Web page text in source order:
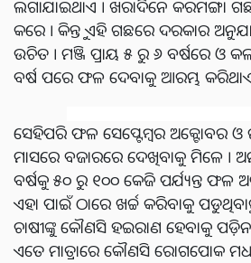
ଲଗାଯାଇଥାଏ । ଖରାଦିନେ
କରେ । କିନ୍ତୁ ଏହି ଗଛରେ ଦରକାର
ଉଚିତ । ମଞ୍ଜି ପ୍ରାୟ ୫ ରୁ ୬ ବର୍ଷରେ ଓ
ବର୍ଷ ପରେ ଫଳ ଦେବାକୁ ଆରମ୍ଭ କରିଥାଏ
ସେହିପରି ଫଳ ସେପ୍ଟେମ୍ବର ଅକ୍ଟୋବର ଓ
ମାସରେ ବଜାରରେ ଦେଖିବାକୁ ମିଳେ ।
ବର୍ଷକୁ ୫୦ ରୁ ୧୦୦ କେଜି ପର୍ଯ୍ୟନ୍ତ ଫଳ
ଏହା ପାଇଁ ଠାରେ ଖର୍ଚ୍ଚ କରିବାକୁ
ଚାଷୀଙ୍କୁ କୌଣସି ହଇରାଣ ହେବାକୁ
ଏତେ ମାତ୍ରାରେ କୌଣସି ରୋଗପୋକ